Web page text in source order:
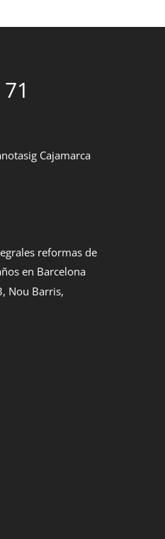
Cajamarca
reformas de
en Barcelona
Nou Barris,